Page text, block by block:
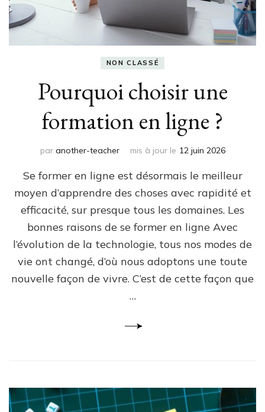
NON CLASSÉ
Pourquoi choisir une
formation en ligne ?
par another-teacher mis à jour le 12 juin 2026
Se former en ligne est désormais le meilleur
moyen d’apprendre des choses avec rapidité et
efficacité, sur presque tous les domaines. Les
bonnes raisons de se former en ligne Avec
l’évolution de la technologie, tous nos modes de
vie ont changé, d’où nous adoptons une toute
nouvelle façon de vivre. C’est de cette façon que
…